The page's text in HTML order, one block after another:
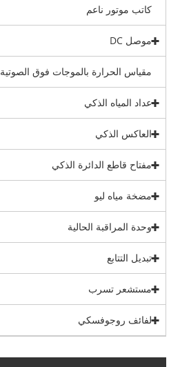
كاتب موتور ناعم
موصل DC
مقياس الحرارة بالموجات فوق الصوتية
عداد المياه الذكي
العاكس الذكي
مفتاح قاطع الدائرة الذكي
مضخة مياه ليو
وحدة المراقبة الحالية
تبديل التتابع
مستشعر تسرب
لفائف روجوفسكي